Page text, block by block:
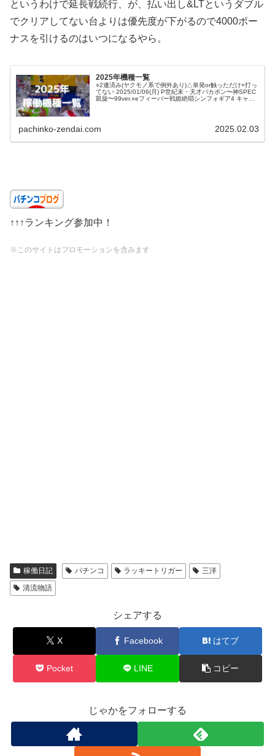
というわけで延長戦続行、が、払い出し&LTというダブル
でクリアしてない台よりは優先度が下がるので4000ボー
ナスを引けるのはいつになるやら。
2025年機種一覧
○2連済み(ヤクモノ系で例外あり)△単発or触っただけ×打っ
てない 2025/01/06(月) P世紀末・天才バカボン〜神SPEC
凱旋〜99ver.○eフィーバー戦姫絶唱シンフォギア4 キャロ
pachinko-zendai.com 2025.02.03
↑↑↑ランキング参加中！
※このサイトはプロモーションを含みます
稼働日記 パチンコ ラッキートリガー
三洋
清流物語
シェアする
X Facebook はてブ
Pocket LINE コピー
じゃかをフォローする